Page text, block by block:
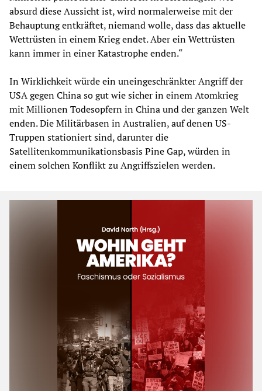
absurd diese Aussicht ist, wird normalerweise mit der
Behauptung entkräftet, niemand wolle, dass das aktuelle
Wettrüsten in einem Krieg endet. Aber ein Wettrüsten
kann immer in einer Katastrophe enden.“
In Wirklichkeit würde ein uneingeschränkter Angriff der
USA gegen China so gut wie sicher in einem Atomkrieg
mit Millionen Todesopfern in China und der ganzen Welt
enden. Die Militärbasen in Australien, auf denen US-
Truppen stationiert sind, darunter die
Satellitenkommunikationsbasis Pine Gap, würden in
einem solchen Konflikt zu Angriffszielen werden.